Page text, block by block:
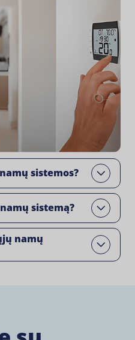
sistemos?Open
sistemą?Open
namų
Open